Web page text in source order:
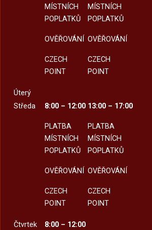
MÍSTNÍCH
POPLATKŮ
OVĚŘOVÁNÍ
CZECH
POINT
MÍSTNÍCH
POPLATKŮ
OVĚŘOVÁNÍ
CZECH
POINT
Úterý
Středa
8:00 – 12:00
PLATBA
MÍSTNÍCH
POPLATKŮ
OVĚŘOVÁNÍ
CZECH
POINT
13:00 – 17:00
PLATBA
MÍSTNÍCH
POPLATKŮ
OVĚŘOVÁNÍ
CZECH
POINT
Čtvrtek
8:00 – 12:00